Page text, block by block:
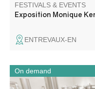
FESTIVALS & EVENTS
Exposition Monique
ENTREVAUX-EN
Brasserie Cordœil has
On demand